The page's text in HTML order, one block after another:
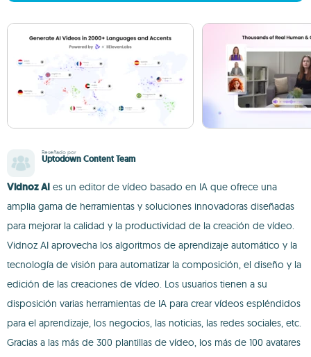
Reseñado por
Uptodown Content Team
Vidnoz AI es un editor de vídeo basado en IA que ofrece una
amplia gama de herramientas y soluciones innovadoras diseñadas
para mejorar la calidad y la productividad de la creación de vídeo.
Vidnoz AI aprovecha los algoritmos de aprendizaje automático y la
tecnología de visión para automatizar la composición, el diseño y la
edición de las creaciones de vídeo. Los usuarios tienen a su
disposición varias herramientas de IA para crear vídeos espléndidos
para el aprendizaje, los negocios, las noticias, las redes sociales, etc.
Gracias a las más de 300 plantillas de vídeo, los más de 100 avatares